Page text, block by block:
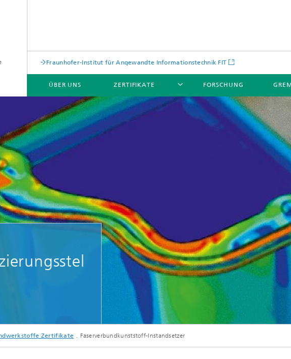
Fraunhofer-Institut für Angewandte Informationstechnik FIT
ÜBER UNS ZERTIFIKATE FORSCHUNG
Zertifikate Faserverbundkunststoff-Instandsetzer